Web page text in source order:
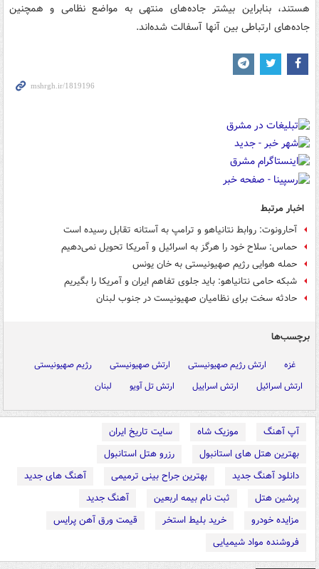
هستند، بنابراین بیشتر جاده‌های منتهی به مواضع نظامی و همچنین
جاده‌های ارتباطی بین آنها آسفالت شده‌اند.
اخبار مرتبط
آحارونوت: روابط نتانیاهو و ترامپ به آستانه تقابل رسیده است
حماس: سلاح خود را هرگز به اسرائیل و آمریکا تحویل نمی‌دهیم
حمله هوایی رژیم صهیونیستی به خان یونس
شبکه حامی نتانیاهو: باید جلوی تفاهم ایران و آمریکا را بگیریم
حادثه سخت برای نظامیان صهیونیست در جنوب لبنان
برچسب‌ها
غزه ارتش رژیم صهیونیستی ارتش صهیونیستی
رژیم صهیونیستی
ارتش اسرائیل
ارتش اسراییل ارتش تل آویو لبنان
آپ آهنگ موزیک شاه
سایت تاریخ ایران
بهترین هتل های استانبول
رزرو هتل استانبول
دانلود آهنگ جدید
بهترین جراح بینی ترمیمی
آهنگ های جدید
پرشین هتل
ثبت نام بیمه اربعین
آهنگ جدید
مزایده خودرو
خرید بلیط استخر
قیمت ورق آهن پرایس
فروشنده مواد شیمیایی